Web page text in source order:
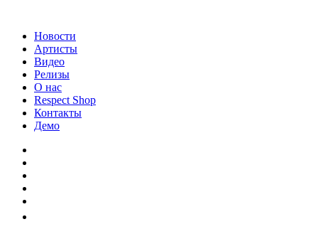
Новости
Артисты
Видео
Релизы
О нас
Respect Shop
Контакты
Демо